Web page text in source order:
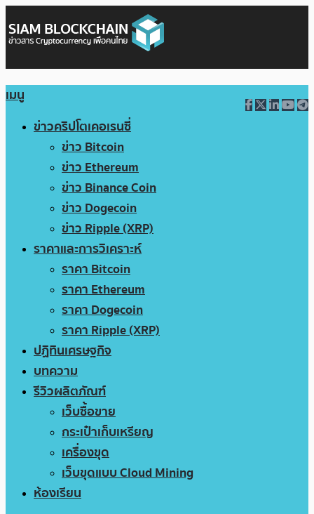
เมนู
ข่าวคริปโตเคอเรนซี่
ข่าว Bitcoin
ข่าว Ethereum
ข่าว Binance Coin
ข่าว Dogecoin
ข่าว Ripple (XRP)
ราคาและการวิเคราะห์
ราคา Bitcoin
ราคา Ethereum
ราคา Dogecoin
ราคา Ripple (XRP)
ปฏิทินเศรษฐกิจ
บทความ
รีวิวผลิตภัณฑ์
เว็บซื้อขาย
กระเป๋าเก็บเหรียญ
เครื่องขุด
เว็บขุดแบบ Cloud Mining
ห้องเรียน